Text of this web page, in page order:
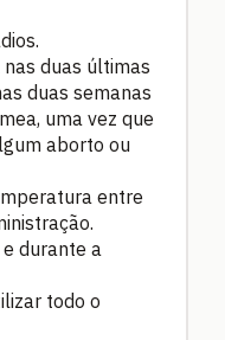
duas últimas
duas semanas
uma vez que
aborto ou
entre
durante a
todo o